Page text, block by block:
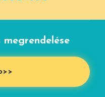
megrendelése